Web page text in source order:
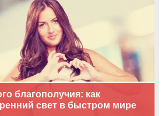
благополучия: как
свет в быстром мире